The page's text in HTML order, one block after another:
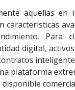
aquellas
características
Para
digital,
plataforma